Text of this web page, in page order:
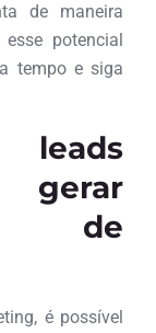
de maneira
potencial
tempo e siga
gerar
de
é possível